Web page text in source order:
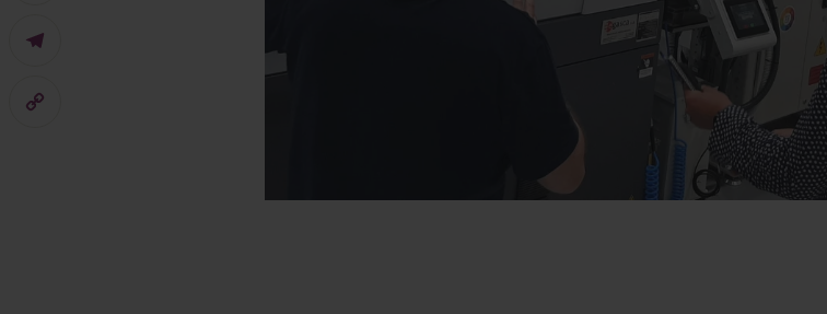
WhatsApp
Telegram